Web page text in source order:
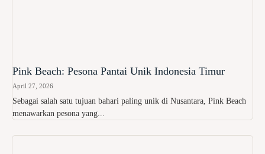
Pink Beach: Pesona Pantai Unik Indonesia Timur
April 27, 2026
Sebagai salah satu tujuan bahari paling unik di Nusantara, Pink Beach
menawarkan pesona yang...